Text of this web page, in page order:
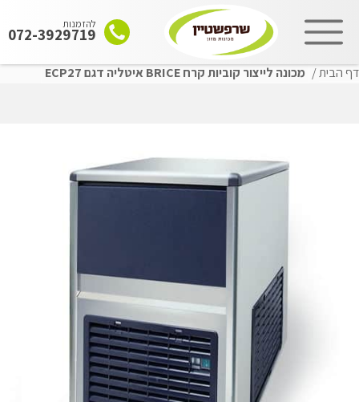
שִׂים
להזמנות
072-3929719
דף הבית/ מכונה לייצור קוביות קרח BRICE איטליה דגם ECP27